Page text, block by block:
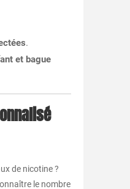
.
et bague
de nicotine ?
le nombre